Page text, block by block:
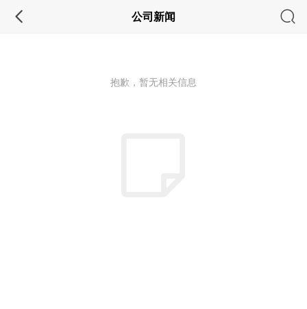
公司新闻
抱歉，暂无相关信息